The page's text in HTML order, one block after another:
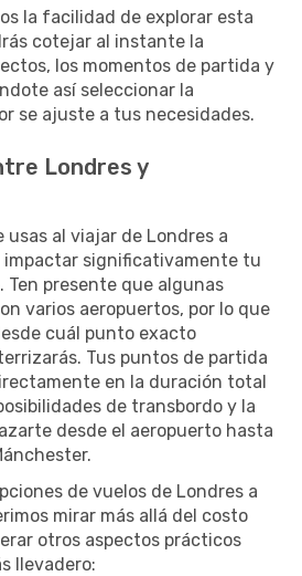
la facilidad de explorar esta
cotejar al instante la
los momentos de partida y
así seleccionar la
se ajuste a tus necesidades.
Londres y
usas al viajar de Londres a
impactar significativamente tu
Ten presente que algunas
varios aeropuertos, por lo que
cuál punto exacto
Tus puntos de partida
en la duración total
de transbordo y la
desde el aeropuerto hasta
de vuelos de Londres a
mirar más allá del costo
otros aspectos prácticos
llevadero: